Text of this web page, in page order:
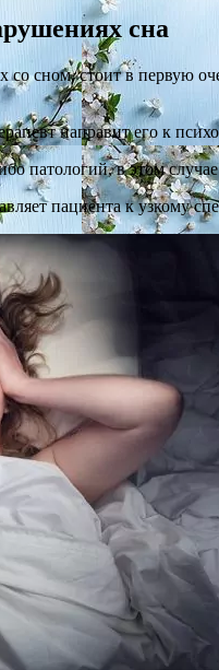
сна
сном, стоит в первую
направит его к
патологий, в этом
пациента к узкому